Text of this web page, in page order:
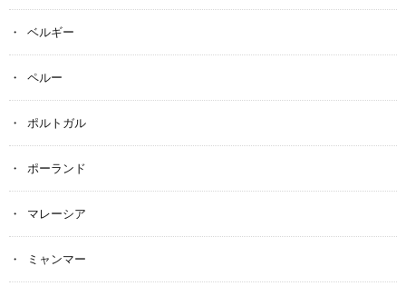
ベルギー
ペルー
ポルトガル
ポーランド
マレーシア
ミャンマー